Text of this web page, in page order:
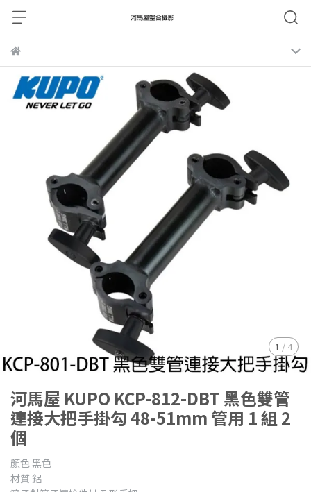
1 / 4
河馬屋 KUPO KCP-812-DBT 黑色雙管
連接大把手掛勾 48-51mm 管用 1 組 2
個
顏色 黑色
材質 鋁